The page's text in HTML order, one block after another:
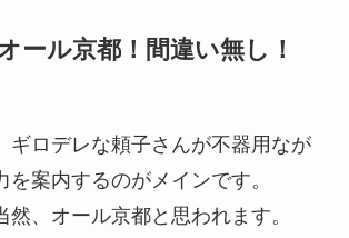
ール京都！間違い無し！
ギロデレな頼子さんが不器用なが
を案内するのがメインです。
然、オール京都と思われます。